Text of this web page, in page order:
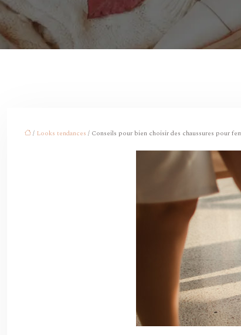
/ Looks tendances / Conseils pour bien choisir des chaussures pour